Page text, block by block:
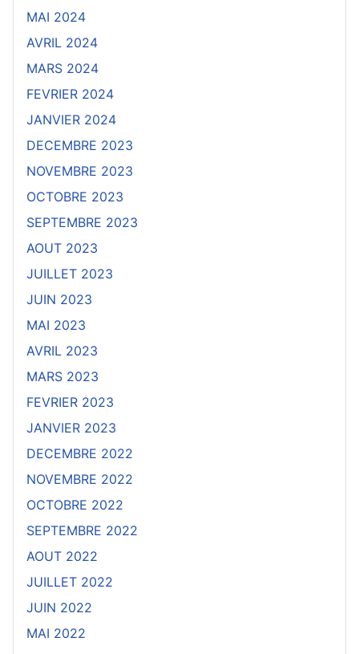
MAI 2024
AVRIL 2024
MARS 2024
FEVRIER 2024
JANVIER 2024
DECEMBRE 2023
NOVEMBRE 2023
OCTOBRE 2023
SEPTEMBRE 2023
AOUT 2023
JUILLET 2023
JUIN 2023
MAI 2023
AVRIL 2023
MARS 2023
FEVRIER 2023
JANVIER 2023
DECEMBRE 2022
NOVEMBRE 2022
OCTOBRE 2022
SEPTEMBRE 2022
AOUT 2022
JUILLET 2022
JUIN 2022
MAI 2022